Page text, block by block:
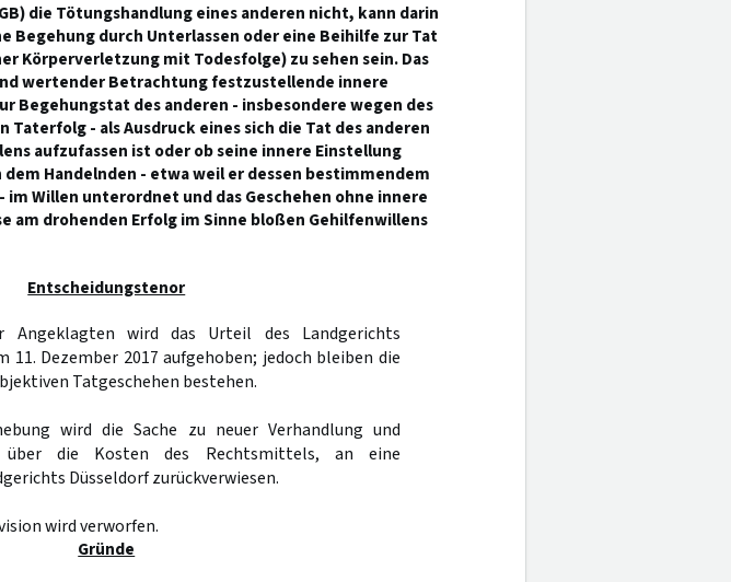
die Tötungshandlung eines anderen nicht, kann darin
durch Unterlassen oder eine Beihilfe zur Tat
Körperverletzung mit Todesfolge) zu sehen sein. Das
wertender Betrachtung festzustellende innere
Begehungstat des anderen - insbesondere wegen des
Taterfolg - als Ausdruck eines sich die Tat des anderen
aufzufassen ist oder ob seine innere Einstellung
Handelnden - etwa weil er dessen bestimmendem
Willen unterordnet und das Geschehen ohne innere
am drohenden Erfolg im Sinne bloßen Gehilfenwillens
Entscheidungstenor
Angeklagten wird das Urteil des Landgerichts
11. Dezember 2017 aufgehoben; jedoch bleiben die
Tatgeschehen bestehen.
wird die Sache zu neuer Verhandlung und
über die Kosten des Rechtsmittels, an eine
Düsseldorf zurückverwiesen.
wird verworfen.
Gründe